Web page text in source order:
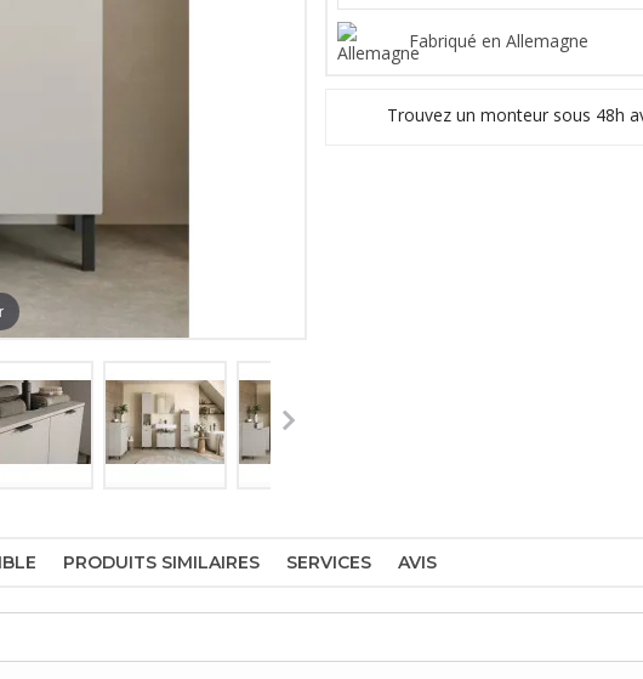
Fabriqué en Allemagne
Trouvez un monteur sous 48h
PRODUITS SIMILAIRES SERVICES AVIS